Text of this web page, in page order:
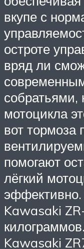
вкупе с
остроте
вряд ли
собратьями,
мотоцикла
вот
помогают
лёгкий
Kawasaki
килограммов.
Kawasaki